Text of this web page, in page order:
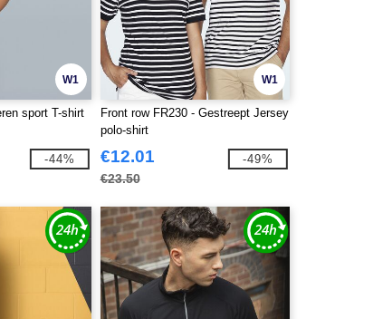
W1
sport T-shirt
-44%
W1
Front row FR230 - Gestreept Jersey
polo-shirt
€12.01
€23.50
-49%